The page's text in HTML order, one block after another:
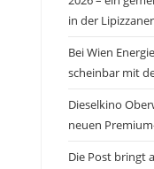
in der
Bei Wien
scheinbar mit
Dieselkino
neuen
Die Post bringt